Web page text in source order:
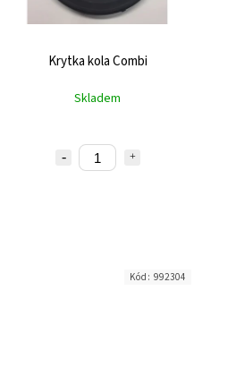
Krytka kola Combi
Skladem
Kód: 992304